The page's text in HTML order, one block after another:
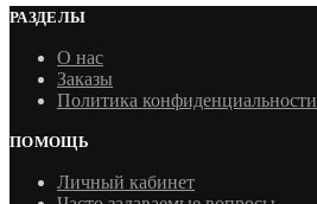
РАЗДЕЛЫ
О нас
Заказы
Политика конфиденциальности
ПОМОЩЬ
Личный кабинет